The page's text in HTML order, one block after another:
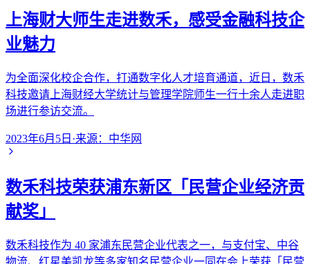
上海财大师生走进数禾，感受金融科技企
业魅力
为全面深化校企合作，打通数字化人才培育通道，近日，数禾
科技邀请上海财经大学统计与管理学院师生一行十余人走进职
场进行参访交流。
2023年6月5日 ·来源： 中华网
数禾科技荣获浦东新区「民营企业经济贡
献奖」
数禾科技作为 40 家浦东民营企业代表之一，与支付宝、中谷
物流、红星美凯龙等多家知名民营企业一同在会上荣获「民营